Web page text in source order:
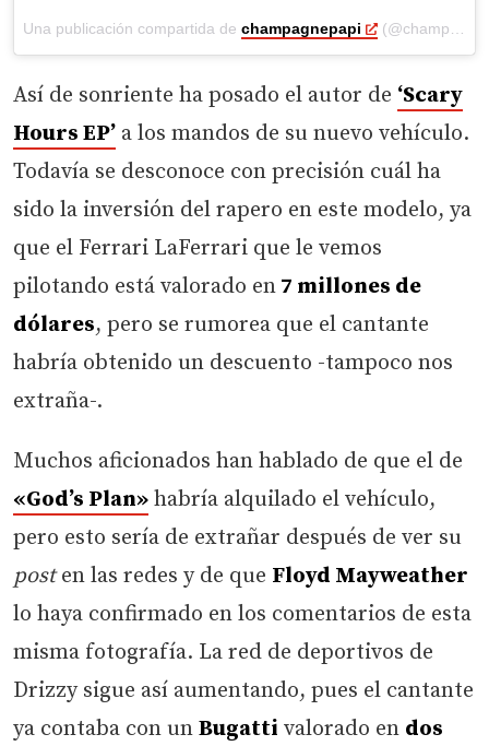
Una publicación compartida de champagnepapi (@champagnepapi) el
Así de sonriente ha posado el autor de ‘Scary
Hours EP’ a los mandos de su nuevo vehículo.
Todavía se desconoce con precisión cuál ha
sido la inversión del rapero en este modelo, ya
que el Ferrari LaFerrari que le vemos
pilotando está valorado en 7 millones de
dólares, pero se rumorea que el cantante
habría obtenido un descuento -tampoco nos
extraña-.
Muchos aficionados han hablado de que el de
«God’s Plan» habría alquilado el vehículo,
pero esto sería de extrañar después de ver su
posten las redes y de que Floyd Mayweather
lo haya confirmado en los comentarios de esta
misma fotografía. La red de deportivos de
Drizzy sigue así aumentando, pues el cantante
ya contaba con un Bugatti valorado en dos